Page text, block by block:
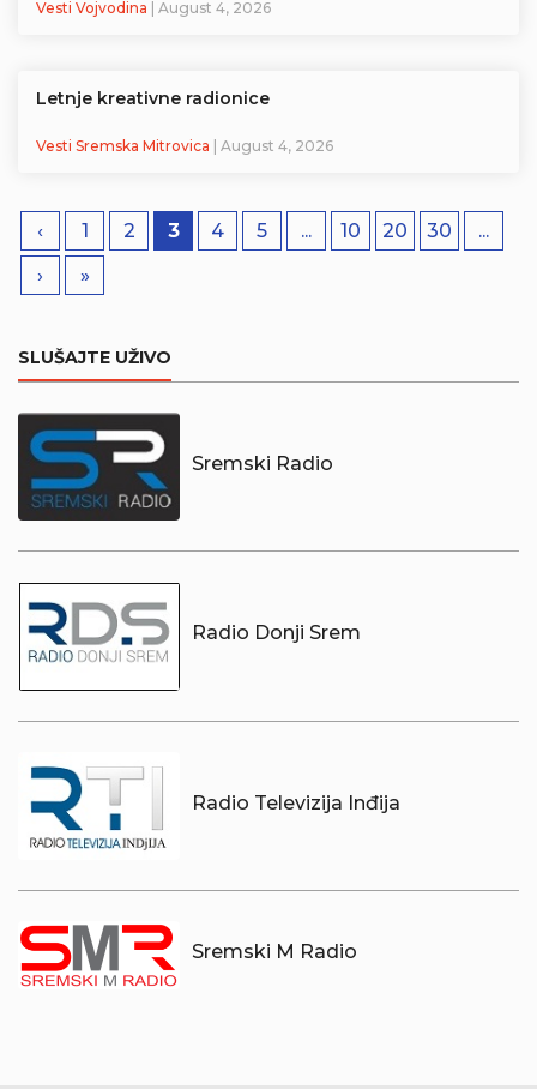
Vesti Vojvodina | August 4, 2026
Letnje kreativne radionice
Vesti Sremska Mitrovica | August 4, 2026
‹ 1 2 3 4 5 ... 10 20 30
...
›
»
SLUŠAJTE UŽIVO
Sremski Radio
Radio Donji Srem
Radio Televizija Inđija
Sremski M Radio